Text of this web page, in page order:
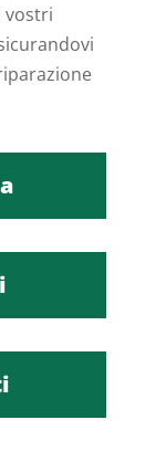
vostri